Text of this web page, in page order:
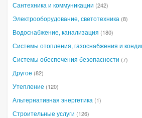
Сантехника и коммуникации (242)
Электрооборудование, светотехника (8)
Водоснабжение, канализация (180)
Системы отопления, газоснабжения и
Системы обеспечения безопасности (7)
Другое (82)
Утепление (120)
Альтернативная энергетика (1)
Строительные услуги (126)